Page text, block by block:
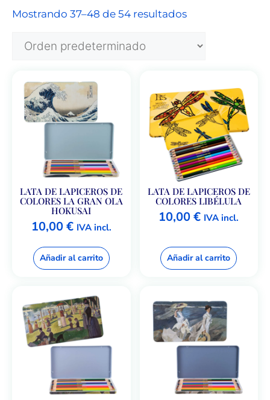
Mostrando 37–48 de 54 resultados
LATA DE LAPICEROS DE
COLORES LA GRAN OLA
HOKUSAI
10,00€ IVA incl.
Añadir al carrito
LATA DE LAPICEROS DE
COLORES LIBÉLULA
10,00€ IVA incl.
Añadir al carrito